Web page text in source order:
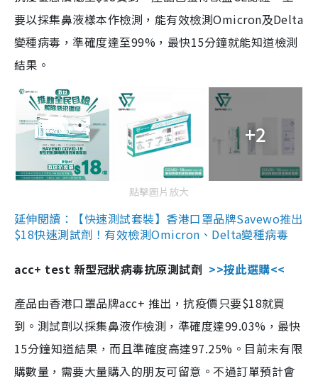
要以採集鼻液樣本作檢測，能有效檢測Omicron及Delta
變種病毒，準確度達至99%，最快15分鐘就能知道檢測
結果。
+2
點擊圖片放大
延伸閱讀：【快速測試套裝】香港口罩品牌Savewo推出
$18快速測試劑！有效檢測Omicron、Delta變種病毒
acc+ test 新型冠狀病毒抗原測試劑 >>按此選購<<
產品由香港口罩品牌acc+ 推出，抗疫價只要$18就買
到。測試劑以採集鼻液作檢測，準確度達99.03%，最快
15分鐘知道結果，而且準確度高達97.25%。目前未有限
購數量，需要大量購入的朋友可留意。不過訂單預計會